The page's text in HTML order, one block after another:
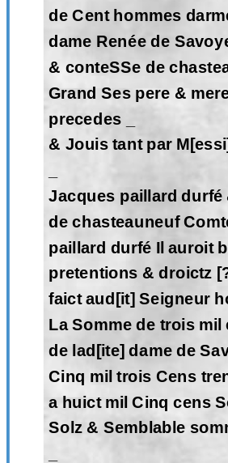
de Cent hommes
dame Renée de
& conteSSe de
Grand Ses pere &
precedes _
& Jouis tant par
Jacques paillard durfé
de chasteauneuf
paillard durfé Il auroit
pretentions & droictz
faict aud[it] Seigneur
La Somme de trois
de lad[ite] dame de
Cinq mil trois Cens
a huict mil Cinq cens
Solz & Semblable